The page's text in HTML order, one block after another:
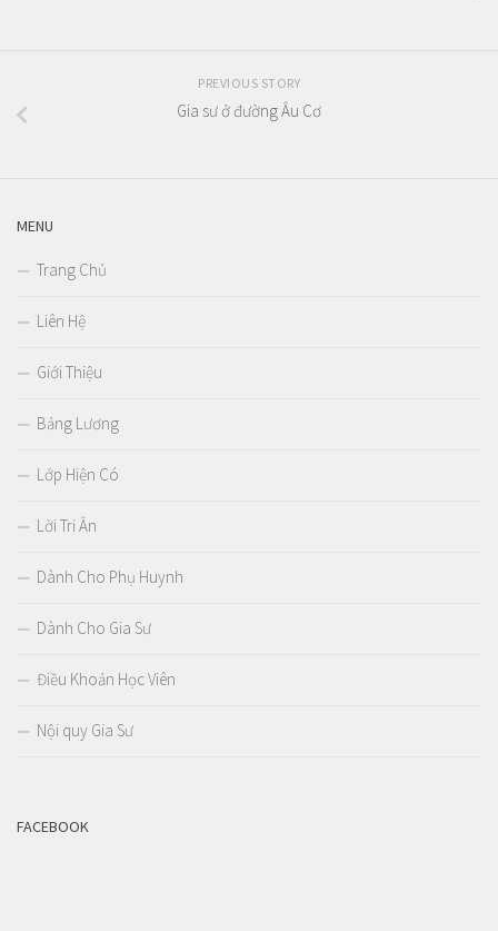
PREVIOUS STORY
Gia sư ở đường Âu Cơ
MENU
Trang Chủ
Liên Hệ
Giới Thiệu
Bảng Lương
Lớp Hiện Có
Lời Tri Ân
Dành Cho Phụ Huynh
Dành Cho Gia Sư
Điều Khoản Học Viên
Nội quy Gia Sư
FACEBOOK